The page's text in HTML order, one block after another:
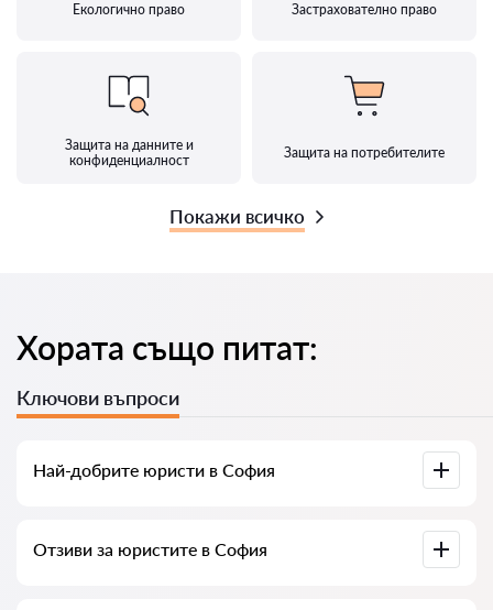
Екологично право Застрахователно право
Защита на данните и
конфиденциалност
Защита на потребителите
Покажи всичко
Хората също питат:
Ключови въпроси
Най-добрите юристи в София
пълна информация. Цени, отзиви, телефонен номер и
Отзиви за юристите в София